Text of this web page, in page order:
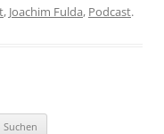
, Joachim Fulda, Podcast.